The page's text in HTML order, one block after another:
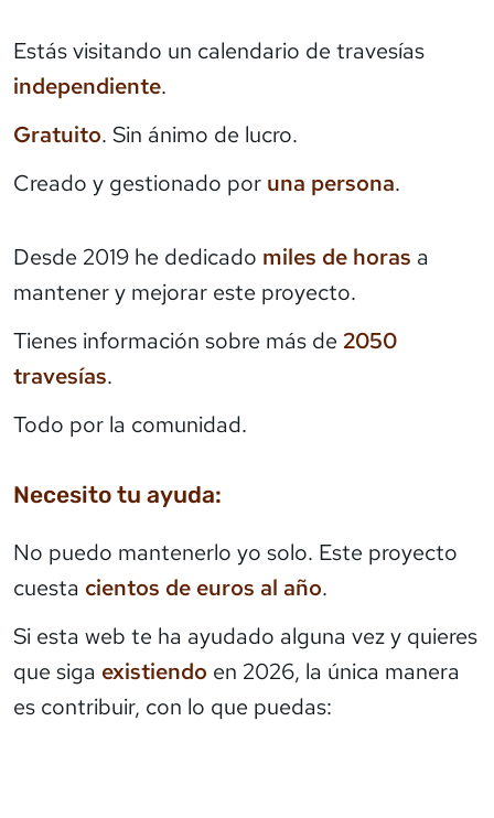
Estás visitando un calendario de travesías
independiente.
Gratuito. Sin ánimo de lucro.
Creado y gestionado por una persona.
Desde 2019 he dedicado miles de horas a
mantener y mejorar este proyecto.
Tienes información sobre más de 2050
travesías.
Todo por la comunidad.
Necesito tu ayuda:
No puedo mantenerlo yo solo. Este proyecto
cuesta cientos de euros al año.
Si esta web te ha ayudado alguna vez y quieres
que siga existiendo en 2026, la única manera
es contribuir, con lo que puedas: